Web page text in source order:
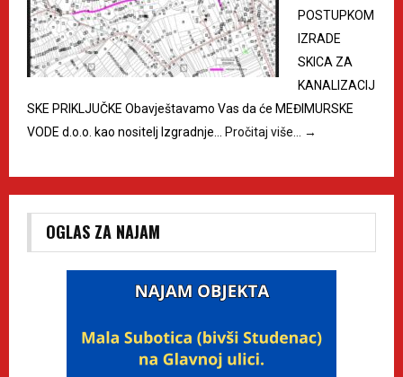
POSTUPKOM
IZRADE
SKICA ZA
KANALIZACIJ
SKE PRIKLJUČKE Obavještavamo Vas da će MEĐIMURSKE
VODE d.o.o. kao nositelj Izgradnje… Pročitaj više… →
OGLAS ZA NAJAM